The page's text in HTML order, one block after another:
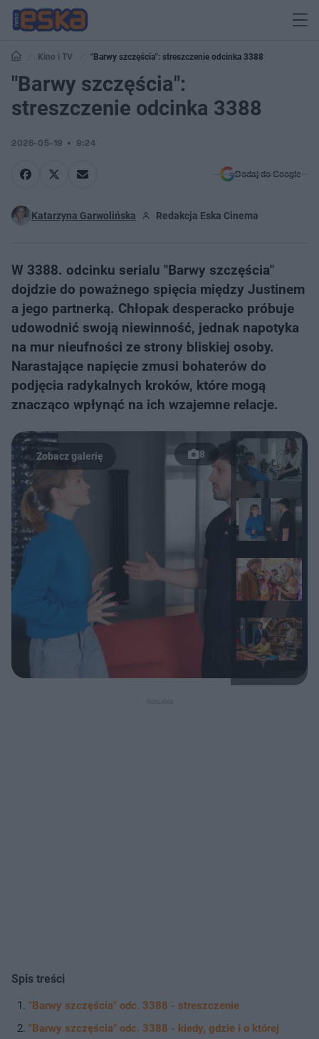
Kino i TV "Barwy szczęścia": streszczenie odcinka 3388
"Barwy szczęścia":
streszczenie odcinka 3388
2026-05-19 9:24
Dodaj do Google
Katarzyna Garwolińska Redakcja Eska Cinema
W 3388. odcinku serialu "Barwy szczęścia"
dojdzie do poważnego spięcia między Justinem
a jego partnerką. Chłopak desperacko próbuje
udowodnić swoją niewinność, jednak napotyka
na mur nieufności ze strony bliskiej osoby.
Narastające napięcie zmusi bohaterów do
podjęcia radykalnych kroków, które mogą
znacząco wpłynąć na ich wzajemne relacje.
8
Spis treści
"Barwy szczęścia" odc. 3388 - streszczenie
"Barwy szczęścia" odc. 3388 - kiedy, gdzie i o której